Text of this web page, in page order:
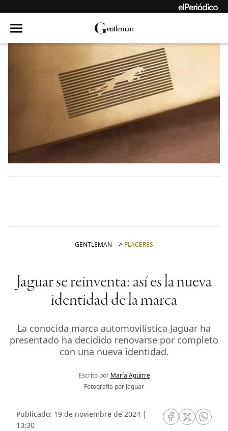
GENTLEMAN - PLACERES
Jaguar se reinventa: así es la nueva
identidad de la marca
La conocida marca automovilística Jaguar ha
presentado ha decidido renovarse por completo
con una nueva identidad.
Escrito por María Aguirre
Fotografía por Jaguar
Publicado: 19 de noviembre de 2024 |
13:30
RRSS Facebook
RRSSRRSS